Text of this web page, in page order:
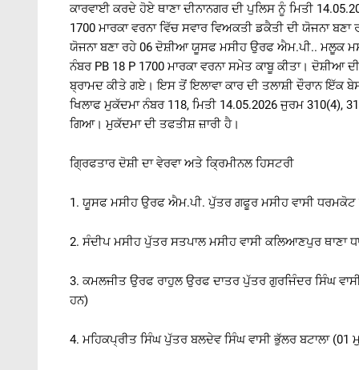
ਕਾਰਵਾਈ ਕਰਦੇ ਹੋਏ ਥਾਣਾ ਦੀਨਾਨਗਰ ਦੀ ਪੁਲਿਸ ਨੂੰ ਮਿਤੀ
1700 ਮਾਰਕਾ ਵਰਨਾ ਵਿੱਚ ਸਵਾਰ ਵਿਅਕਤੀ ਡਕੈਤੀ ਦੀ ਯੋਜਨਾ
ਯੋਜਨਾ ਬਣਾ ਰਹੇ 06 ਦੋਸ਼ੀਆ ਯੂਸਫ ਮਸੀਹ ਉਰਫ ਐਮ.ਪੀ.. ਮਲੂਕ
ਨੰਬਰ PB 18 P 1700 ਮਾਰਕਾ ਵਰਨਾ ਸਮੇਤ ਕਾਬੂ ਕੀਤਾ। ਦੋਸ਼ੀਆ
ਬ੍ਰਾਮਦ ਕੀਤੇ ਗਏ। ਇਸ ਤੋਂ ਇਲਾਵਾ ਕਾਰ ਦੀ ਤਲਾਸ਼ੀ ਦੌਰਾਨ
ਖਿਲਾਫ ਮੁਕੱਦਮਾ ਨੰਬਰ 118, ਮਿਤੀ 14.05.2026 ਜੁਰਮ 310(4),
ਗਿਆ। ਮੁਕੱਦਮਾ ਦੀ ਤਫਤੀਸ਼ ਜ਼ਾਰੀ ਹੈ।
ਗ੍ਰਿਫਤਾਰ ਦੋਸ਼ੀ ਦਾ ਵੇਰਵਾ ਅਤੇ ਕ੍ਰਿਮੀਨਲ ਹਿਸਟਰੀ
1. ਯੂਸਫ ਮਸੀਹ ਉਰਫ ਐਮ.ਪੀ. ਪੁੱਤਰ ਗਫੂਰ ਮਸੀਹ ਵਾਸੀ
2. ਸੰਦੀਪ ਮਸੀਹ ਪੁੱਤਰ ਸਤਪਾਲ ਮਸੀਹ ਵਾਸੀ ਕਲਿਆਣਪੁਰ ਥਾਣਾ
3. ਕਮਲਜੀਤ ਉਰਫ ਰਾਹੁਲ ਉਰਫ ਦਾਤਰ ਪੁੱਤਰ ਗੁਰਜਿੰਦਰ ਸਿੰਘ
ਹਨ)
4. ਮਹਿਕਪ੍ਰੀਤ ਸਿੰਘ ਪੁੱਤਰ ਬਲਦੇਵ ਸਿੰਘ ਵਾਸੀ ਭੁੱਲਰ ਬਟਾਲਾ (01